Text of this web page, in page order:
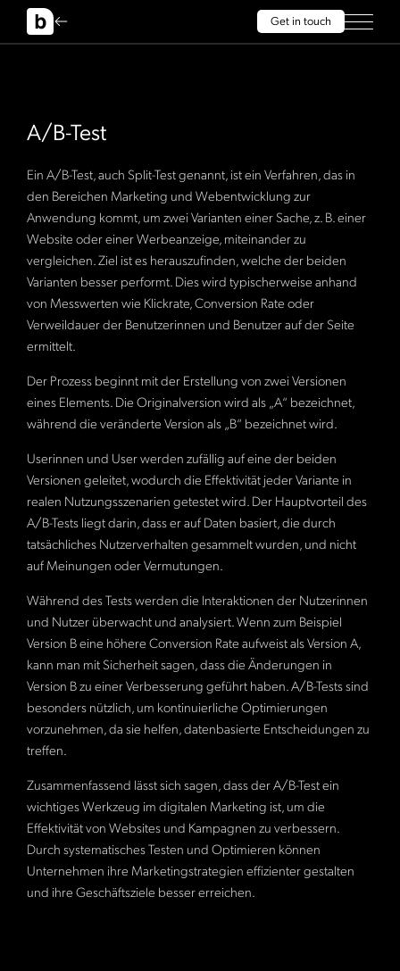
Get in touch
A/B-Test
Ein A/B-Test, auch Split-Test genannt, ist ein Verfahren, das in
den Bereichen Marketing und Webentwicklung zur
Anwendung kommt, um zwei Varianten einer Sache, z. B. einer
Website oder einer Werbeanzeige, miteinander zu
vergleichen. Ziel ist es herauszufinden, welche der beiden
Varianten besser performt. Dies wird typischerweise anhand
von Messwerten wie Klickrate, Conversion Rate oder
Verweildauer der Benutzerinnen und Benutzer auf der Seite
ermittelt.
Der Prozess beginnt mit der Erstellung von zwei Versionen
eines Elements. Die Originalversion wird als „A“ bezeichnet,
während die veränderte Version als „B“ bezeichnet wird.
Userinnen und User werden zufällig auf eine der beiden
Versionen geleitet, wodurch die Effektivität jeder Variante in
realen Nutzungsszenarien getestet wird. Der Hauptvorteil des
A/B-Tests liegt darin, dass er auf Daten basiert, die durch
tatsächliches Nutzerverhalten gesammelt wurden, und nicht
auf Meinungen oder Vermutungen.
Während des Tests werden die Interaktionen der Nutzerinnen
und Nutzer überwacht und analysiert. Wenn zum Beispiel
Version B eine höhere Conversion Rate aufweist als Version A,
kann man mit Sicherheit sagen, dass die Änderungen in
Version B zu einer Verbesserung geführt haben. A/B-Tests sind
besonders nützlich, um kontinuierliche Optimierungen
vorzunehmen, da sie helfen, datenbasierte Entscheidungen zu
treffen.
Zusammenfassend lässt sich sagen, dass der A/B-Test ein
wichtiges Werkzeug im digitalen Marketing ist, um die
Effektivität von Websites und Kampagnen zu verbessern.
Durch systematisches Testen und Optimieren können
Unternehmen ihre Marketingstrategien effizienter gestalten
und ihre Geschäftsziele besser erreichen.